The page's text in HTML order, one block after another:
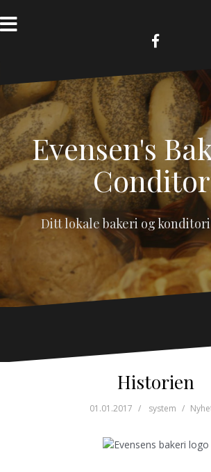
to
content
FB
Evensen's
Ditt lokale bakeri og konditori
Historien
01.01.2017 system